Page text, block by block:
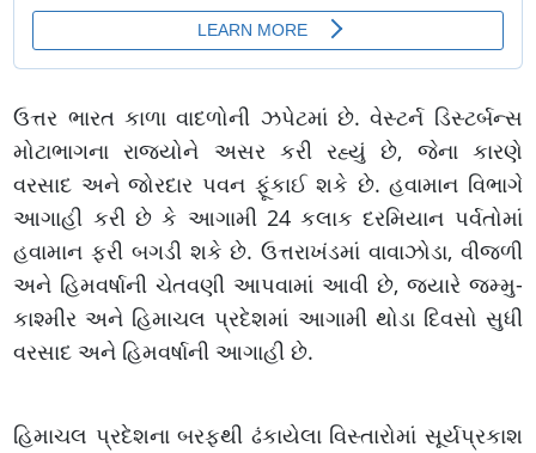
ઉત્તર ભારત કાળા વાદળોની ઝપેટમાં છે. વેસ્ટર્ન ડિસ્ટર્બન્સ
મોટાભાગના રાજ્યોને અસર કરી રહ્યું છે, જેના કારણે
વરસાદ અને જોરદાર પવન ફૂંકાઈ શકે છે. હવામાન વિભાગે
આગાહી કરી છે કે આગામી 24 કલાક દરમિયાન પર્વતોમાં
હવામાન ફરી બગડી શકે છે. ઉત્તરાખંડમાં વાવાઝોડા, વીજળી
અને હિમવર્ષાની ચેતવણી આપવામાં આવી છે, જ્યારે જમ્મુ-
કાશ્મીર અને હિમાચલ પ્રદેશમાં આગામી થોડા દિવસો સુધી
વરસાદ અને હિમવર્ષાની આગાહી છે.
હિમાચલ પ્રદેશના બરફથી ઢંકાયેલા વિસ્તારોમાં સૂર્યપ્રકાશ